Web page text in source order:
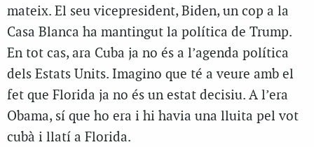
mateix. El seu vicepresident, Biden, un cop a la
Casa Blanca ha mantingut la política de Trump.
En tot cas, ara Cuba ja no és a l’agenda política
dels Estats Units. Imagino que té a veure amb el
fet que Florida ja no és un estat decisiu. A l’era
Obama, sí que ho era i hi havia una lluita pel vot
cubà i llatí a Florida.